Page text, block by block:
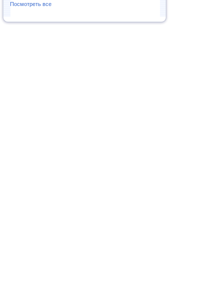
Посмотреть все